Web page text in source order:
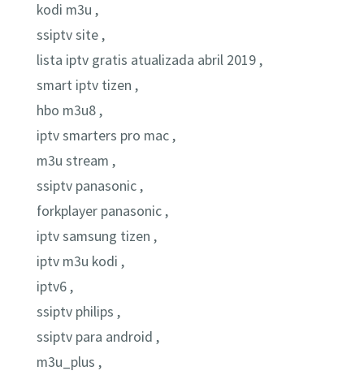
kodi m3u ,
ssiptv site ,
lista iptv gratis atualizada abril 2019 ,
smart iptv tizen ,
hbo m3u8 ,
iptv smarters pro mac ,
m3u stream ,
ssiptv panasonic ,
forkplayer panasonic ,
iptv samsung tizen ,
iptv m3u kodi ,
iptv6 ,
ssiptv philips ,
ssiptv para android ,
m3u_plus ,